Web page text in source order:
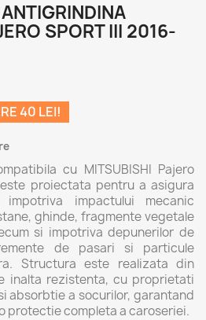
SPORT III 2016-
40 LEI!
cu MITSUBISHI Pajero
proiectata pentru a asigura
impotriva impactului mecanic
ghinde, fragmente vegetale
si impotriva depunerilor de
de pasari si particule
Structura este realizata din
inalta rezistenta, cu proprietati
absorbtie a socurilor, garantand
protectie completa a caroseriei.